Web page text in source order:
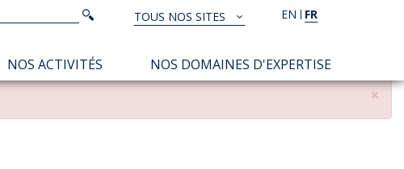
EN FR
TOUS
NOS
SITES
TOUS NOS SITES
Rechercher
Rechercher
NOS ACTIVITÉS NOS DOMAINES D'EXPERTISE
×